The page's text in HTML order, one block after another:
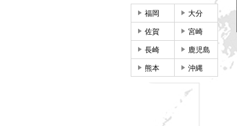
福岡 大分
佐賀 宮崎
長崎 鹿児島
熊本 沖縄